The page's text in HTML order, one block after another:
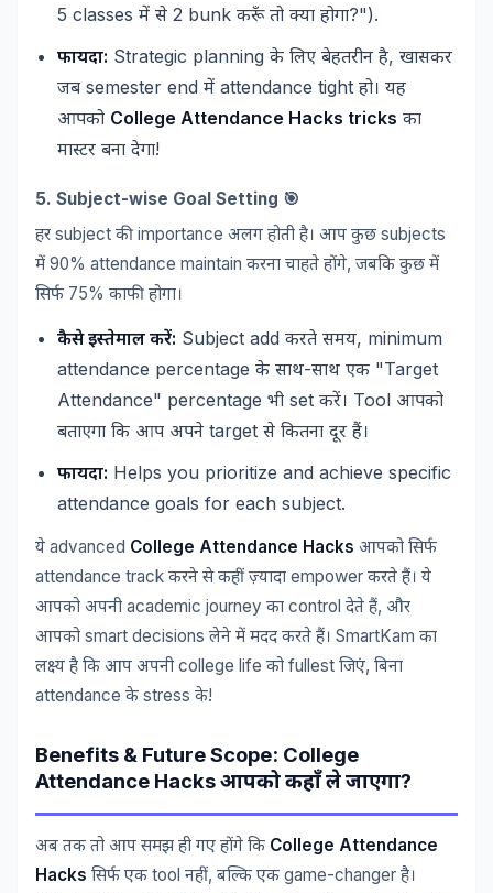
5 classes में से 2 bunk करूँ तो क्या होगा?").
फायदा: Strategic planning के लिए बेहतरीन है, खासकर
जब semester end में attendance tight हो। यह
आपको College Attendance Hacks tricks का
मास्टर बना देगा!
5. Subject-wise Goal Setting 🎯
हर subject की importance अलग होती है। आप कुछ subjects
में 90% attendance maintain करना चाहते होंगे, जबकि कुछ में
सिर्फ 75% काफी होगा।
कैसेइस्तेमालकरें: Subject add करते समय, minimum
attendance percentage के साथ-साथ एक "Target
Attendance" percentage भी set करें। Tool आपको
बताएगा कि आप अपने target से कितना दूर हैं।
फायदा: Helps you prioritize and achieve specific
attendance goals for each subject.
ये advanced College Attendance Hacks आपको सिर्फ
attendance track करने से कहीं ज़्यादा empower करते हैं। ये
आपको अपनी academic journey का control देते हैं, और
आपको smart decisions लेने में मदद करते हैं। SmartKam का
लक्ष्य है कि आप अपनी college life को fullest जिएं, बिना
attendance के stress के!
Benefits & Future Scope: College
Attendance Hacksआपकोकहाँलेजाएगा?
अब तक तो आप समझ ही गए होंगे कि College Attendance
Hacks सिर्फ एक tool नहीं, बल्कि एक game-changer है।